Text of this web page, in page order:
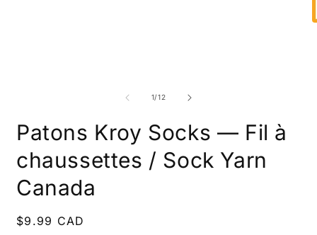
1/of
12
Patons Kroy Socks — Fil à
chaussettes / Sock Yarn
Canada
Regular
$9.99 CAD